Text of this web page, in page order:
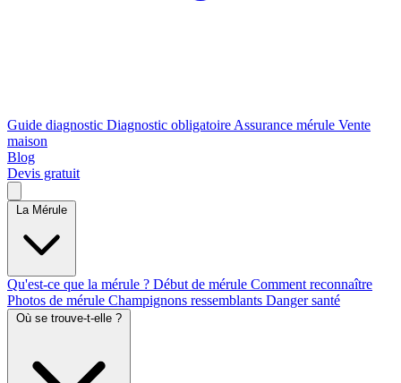
Guide diagnostic Diagnostic obligatoire Assurance mérule Vente
maison
Blog
Devis gratuit
Qu'est-ce que la mérule ? Début de mérule Comment reconnaître
Photos de mérule Champignons ressemblants Danger santé